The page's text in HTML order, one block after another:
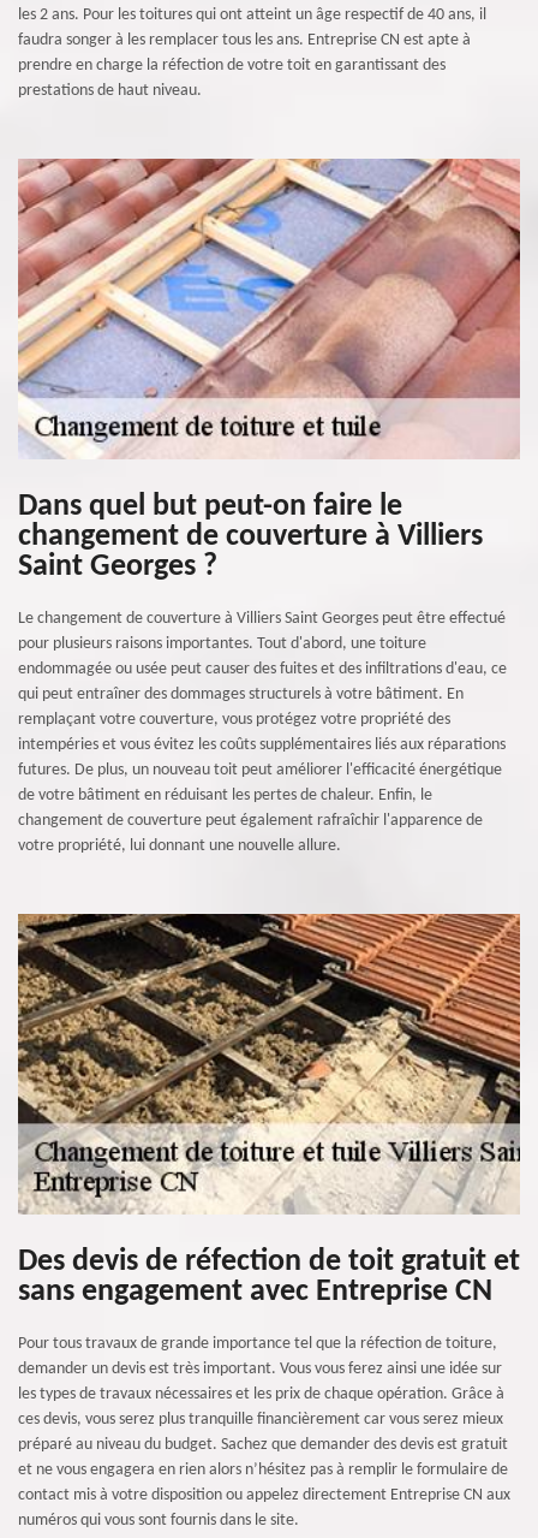
les 2 ans. Pour les toitures qui ont atteint un âge respectif de 40 ans, il
faudra songer à les remplacer tous les ans. Entreprise CN est apte à
prendre en charge la réfection de votre toit en garantissant des
prestations de haut niveau.
Dans quel but peut-on faire le
changement de couverture à Villiers
Saint Georges ?
Le changement de couverture à Villiers Saint Georges peut être effectué
pour plusieurs raisons importantes. Tout d'abord, une toiture
endommagée ou usée peut causer des fuites et des infiltrations d'eau, ce
qui peut entraîner des dommages structurels à votre bâtiment. En
remplaçant votre couverture, vous protégez votre propriété des
intempéries et vous évitez les coûts supplémentaires liés aux réparations
futures. De plus, un nouveau toit peut améliorer l'efficacité énergétique
de votre bâtiment en réduisant les pertes de chaleur. Enfin, le
changement de couverture peut également rafraîchir l'apparence de
votre propriété, lui donnant une nouvelle allure.
Des devis de réfection de toit gratuit et
sans engagement avec Entreprise CN
Pour tous travaux de grande importance tel que la réfection de toiture,
demander un devis est très important. Vous vous ferez ainsi une idée sur
les types de travaux nécessaires et les prix de chaque opération. Grâce à
ces devis, vous serez plus tranquille financièrement car vous serez mieux
préparé au niveau du budget. Sachez que demander des devis est gratuit
et ne vous engagera en rien alors n’hésitez pas à remplir le formulaire de
contact mis à votre disposition ou appelez directement Entreprise CN aux
numéros qui vous sont fournis dans le site.